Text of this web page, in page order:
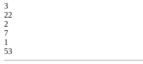
3
22
2
7
1
53